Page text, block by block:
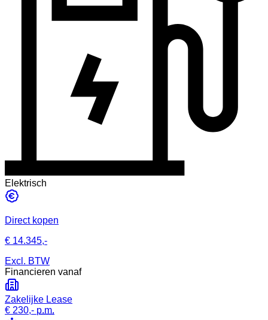
Elektrisch
Direct kopen
€ 14.345,-
Excl. BTW
Financieren vanaf
Zakelijke Lease
€ 230,- p.m.